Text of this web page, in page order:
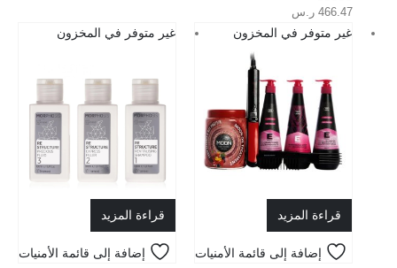
0
out of 5
466.47 ر.س
غير متوفر في المخزون
قراءة المزيد
إضافة إلى قائمة الأمنيات
غير متوفر في المخزون
قراءة المزيد
إضافة إلى قائمة الأمنيات